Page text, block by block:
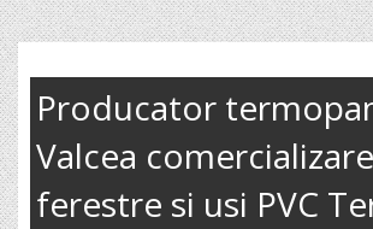
Producator
Valcea
ferestre si usi PVC